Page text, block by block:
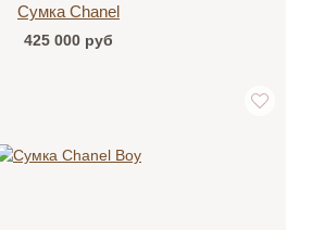
Сумка Chanel
425 000 руб